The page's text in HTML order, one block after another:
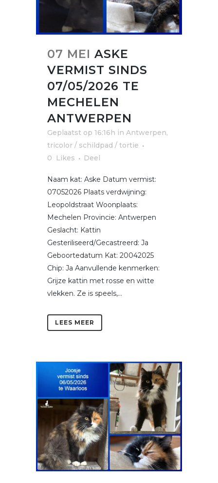
07 MEI ASKE
VERMIST SINDS
07/05/2026 TE
MECHELEN
ANTWERPEN
Geplaatst op 16:16h in Antwerpen,
tricolor / schildpad / tortie
0
Likes Deel
Naam kat: Aske Datum vermist:
07052026 Plaats verdwijning:
Leopoldstraat Woonplaats:
Mechelen Provincie: Antwerpen
Geslacht: Kattin
Gesteriliseerd/Gecastreerd: Ja
Geboortedatum Kat: 20042025
Chip: Ja Aanvullende kenmerken:
Grijze kattin met rosse en witte
vlekken. Ze is speels,...
LEES MEER